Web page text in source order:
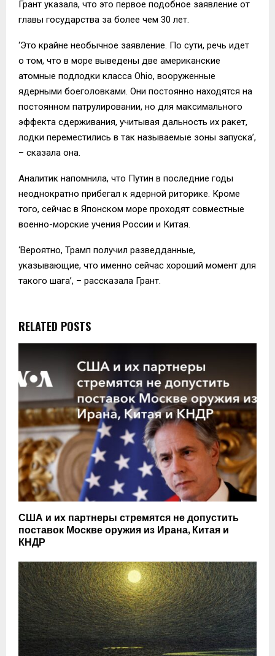
Грант указала, что это первое подобное заявление от
главы государства за более чем 30 лет.
‘Это крайне необычное заявление. По сути, речь идет
о том, что в море выведены две американские
атомные подлодки класса Ohio, вооруженные
ядерными боеголовками. Они постоянно находятся на
постоянном патрулировании, но для максимального
эффекта сдерживания, учитывая дальность их ракет,
лодки переместились в так называемые зоны запуска’,
– сказала она.
Аналитик напомнила, что Путин в последние годы
неоднократно прибегал к ядерной риторике. Кроме
того, сейчас в Японском море проходят совместные
военно-морские учения России и Китая.
‘Вероятно, Трамп получил разведданные,
указывающие, что именно сейчас хороший момент для
такого шага’, – рассказала Грант.
RELATED POSTS
США и их партнеры стремятся не допустить
поставок Москве оружия из Ирана, Китая и
КНДР